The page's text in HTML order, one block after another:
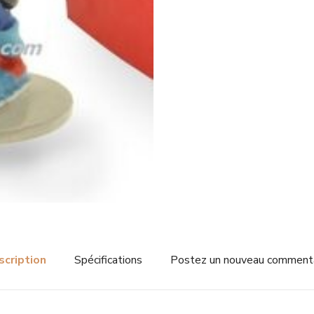
Spécifications Postez un nouveau